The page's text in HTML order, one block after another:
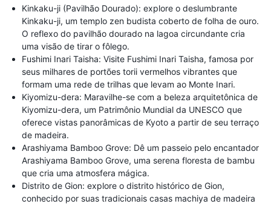
Kinkaku-ji (Pavilhão Dourado): explore o deslumbrante
Kinkaku-ji, um templo zen budista coberto de folha de ouro.
O reflexo do pavilhão dourado na lagoa circundante cria
uma visão de tirar o fôlego.
Fushimi Inari Taisha: Visite Fushimi Inari Taisha, famosa por
seus milhares de portões torii vermelhos vibrantes que
formam uma rede de trilhas que levam ao Monte Inari.
Kiyomizu-dera: Maravilhe-se com a beleza arquitetônica de
Kiyomizu-dera, um Patrimônio Mundial da UNESCO que
oferece vistas panorâmicas de Kyoto a partir de seu terraço
de madeira.
Arashiyama Bamboo Grove: Dê um passeio pelo encantador
Arashiyama Bamboo Grove, uma serena floresta de bambu
que cria uma atmosfera mágica.
Distrito de Gion: explore o distrito histórico de Gion,
conhecido por suas tradicionais casas machiya de madeira